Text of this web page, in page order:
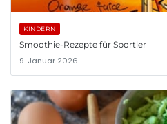
KINDERN
Smoothie-Rezepte für Sportler
9. Januar 2026